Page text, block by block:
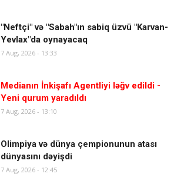
"Neftçi" və "Sabah"ın sabiq üzvü "Karvan-
Yevlax"da oynayacaq
7 Aug, 2026 - 13:33
Medianın İnkişafı Agentliyi ləğv edildi -
Yeni qurum yaradıldı
7 Aug, 2026 - 13:10
Olimpiya və dünya çempionunun atası
dünyasını dəyişdi
7 Aug, 2026 - 12:45